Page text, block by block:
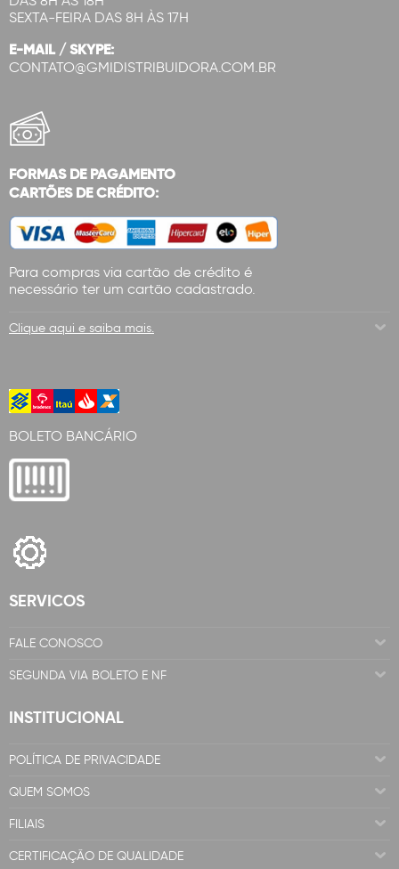
SEXTA-FEIRA DAS 8H ÀS 17H
E-MAIL / SKYPE:
CONTATO@GMIDISTRIBUIDORA.COM.BR
FORMAS DE PAGAMENTO
CARTÕES DE CRÉDITO:
Para compras via cartão de crédito é
necessário ter um cartão cadastrado.
Clique aqui e saiba mais.
BOLETO BANCÁRIO
SERVICOS
FALE CONOSCO
SEGUNDA VIA BOLETO E NF
INSTITUCIONAL
POLÍTICA DE PRIVACIDADE
QUEM SOMOS
FILIAIS
CERTIFICAÇÃO DE QUALIDADE